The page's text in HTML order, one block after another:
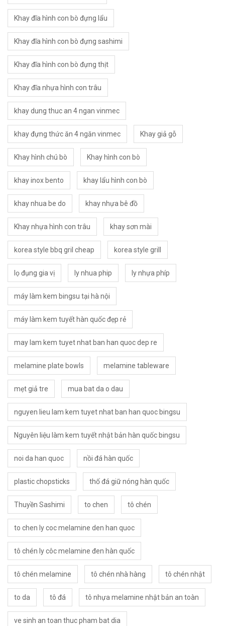
Khay đĩa hình con bò đựng lẩu
Khay đĩa hình con bò đựng sashimi
Khay đĩa hình con bò đựng thịt
Khay đĩa nhựa hình con trâu
khay dung thuc an 4 ngan vinmec
khay đựng thức ăn 4 ngăn vinmec Khay giả gỗ
Khay hình chú bò Khay hình con bò
khay inox bento khay lẩu hình con bò
khay nhua be do khay nhựa bê đồ
Khay nhựa hình con trâu khay sơn mài
korea style bbq gril cheap korea style grill
lọ đụng gia vị ly nhua phip ly nhựa phíp
máy làm kem bingsu tại hà nội
máy làm kem tuyết hàn quốc đẹp rẻ
may lam kem tuyet nhat ban han quoc dep re
melamine plate bowls melamine tableware
mẹt giả tre mua bat da o dau
nguyen lieu lam kem tuyet nhat ban han quoc bingsu
Nguyên liệu làm kem tuyết nhật bản hàn quốc bingsu
noi da han quoc nồi đá hàn quốc
plastic chopsticks thố đá giữ nóng hàn quốc
Thuyền Sashimi to chen tô chén
to chen ly coc melamine den han quoc
tô chén ly côc melamine đen hàn quốc
tô chén melamine tô chén nhà hàng tô chén nhật
to da tô đá tô nhựa melamine nhật bản an toàn
ve sinh an toan thuc pham bat dia